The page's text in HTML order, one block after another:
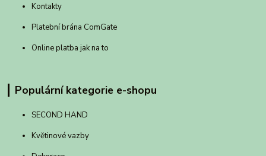
Kontakty
Platební brána ComGate
Online platba jak na to
Populární kategorie e-shopu
SECOND HAND
Květinové vazby